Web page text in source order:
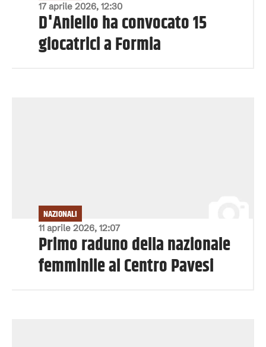
17 aprile 2026, 12:30
D'Aniello ha convocato 15
giocatrici a Formia
11 aprile 2026, 12:07
NAZIONALI
Primo raduno della nazionale
femminile al Centro Pavesi